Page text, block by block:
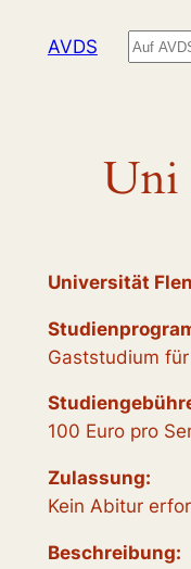
InhaltAVDS Suchen
Uni
Universität
Gaststudium
100 Euro pro
Zulassung:
Kein Abitur
Beschreibung: